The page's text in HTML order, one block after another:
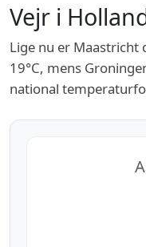
Vejr i
Lige nu er Maastricht
19°C, mens
national